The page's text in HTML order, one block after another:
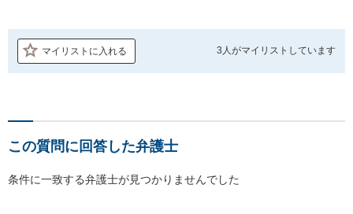
マイリストに入れる 3人がマイリストしています
この質問に回答した弁護士
条件に一致する弁護士が見つかりませんでした